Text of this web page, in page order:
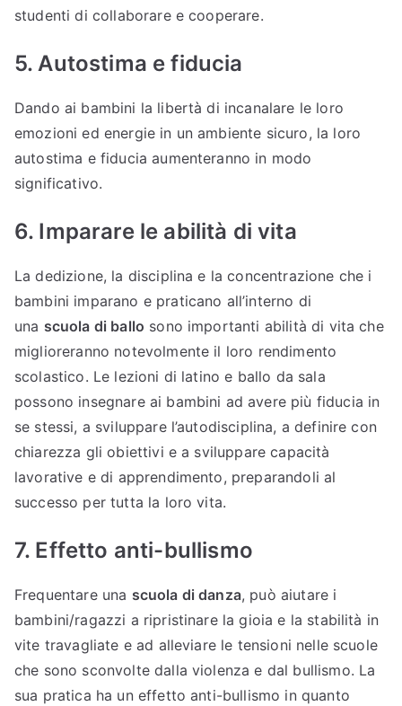
studenti di collaborare e cooperare.
5. Autostima e fiducia
Dando ai bambini la libertà di incanalare le loro
emozioni ed energie in un ambiente sicuro, la loro
autostima e fiducia aumenteranno in modo
significativo.
6. Imparare le abilità di vita
La dedizione, la disciplina e la concentrazione che i
bambini imparano e praticano all’interno di
una scuola di ballo sono importanti abilità di vita che
miglioreranno notevolmente il loro rendimento
scolastico. Le lezioni di latino e ballo da sala
possono insegnare ai bambini ad avere più fiducia in
se stessi, a sviluppare l’autodisciplina, a definire con
chiarezza gli obiettivi e a sviluppare capacità
lavorative e di apprendimento, preparandoli al
successo per tutta la loro vita.
7. Effetto anti-bullismo
Frequentare una scuola di danza, può aiutare i
bambini/ragazzi a ripristinare la gioia e la stabilità in
vite travagliate e ad alleviare le tensioni nelle scuole
che sono sconvolte dalla violenza e dal bullismo. La
sua pratica ha un effetto anti-bullismo in quanto